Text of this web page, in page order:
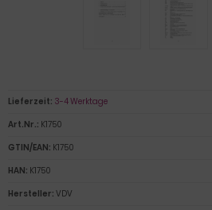
Lieferzeit: 3-4 Werktage
Art.Nr.: K1750
GTIN/EAN: K1750
HAN: K1750
Hersteller: VDV